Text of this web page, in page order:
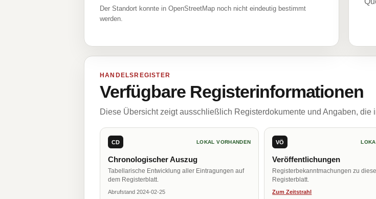
Der Standort konnte in OpenStreetMap noch nicht eindeutig bestimmt
werden.
HANDELSREGISTER
Verfügbare Registerinformationen
Diese Übersicht zeigt ausschließlich Registerdokumente und Angaben, die
CD LOKAL VORHANDEN
Chronologischer Auszug
Tabellarische Entwicklung aller Eintragungen auf
dem Registerblatt.
Abrufstand 2024-02-25
VÖ
Veröffentlichungen
Registerbekanntmachungen zu
Registerblatt.
Zum Zeitstrahl